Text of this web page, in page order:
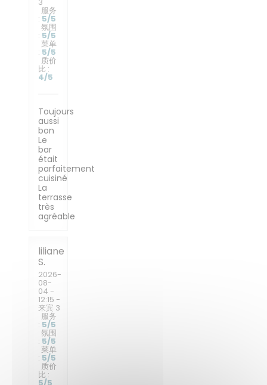
服务
: 5/5
氛围
: 5/5
菜单
: 5/5
质价
比 :
4/5
Toujours
aussi
bon
Le
bar
était
parfaitement
cuisiné
La
terrasse
très
agréable
liliane
S
2026-
08-
04 -
12:15 -
来宾 3
服务
: 5/5
氛围
: 5/5
菜单
: 5/5
质价
比 :